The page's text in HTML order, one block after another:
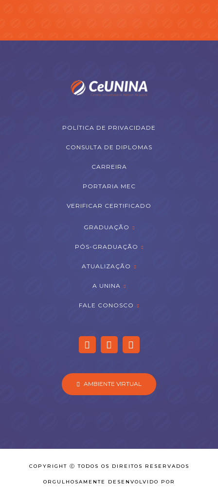
POLÍTICA DE PRIVACIDADE
CONSULTA DE DIPLOMAS
CARREIRA
PORTARIA MEC
VERIFICAR CERTIFICADO
GRADUAÇÃO
PÓS-GRADUAÇÃO
ATUALIZAÇÃO
A UNINA
FALE CONOSCO
AMBIENTE VIRTUAL
COPYRIGHT Ⓒ TODOS OS DIREITOS RESERVADOS
ORGULHOSAMENTE DESENVOLVIDO POR